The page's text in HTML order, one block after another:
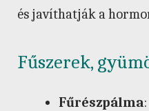
és javíthatják a
Fűszerek,
Fűrészpálma